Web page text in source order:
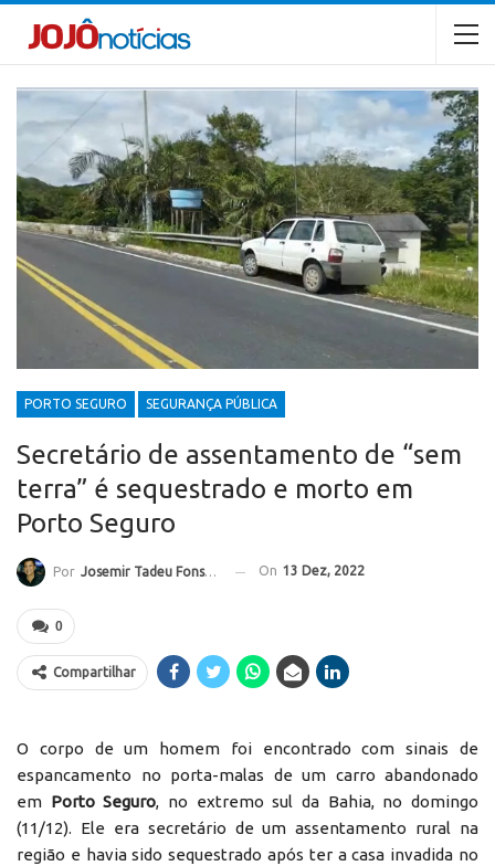
PORTO SEGURO SEGURANÇA PÚBLICA
Secretário de assentamento de “sem
terra” é sequestrado e morto em
Porto Seguro
Por Josemir Tadeu Fonseca On 13 Dez, 2022
0
Compartilhar
O corpo de um homem foi encontrado com sinais de
espancamento no porta-malas de um carro abandonado
em Porto Seguro, no extremo sul da Bahia, no domingo
(11/12). Ele era secretário de um assentamento rural na
região e havia sido sequestrado após ter a casa invadida no